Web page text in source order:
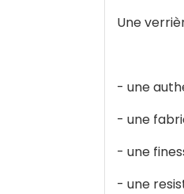
Une
- une
- une
- une
- une